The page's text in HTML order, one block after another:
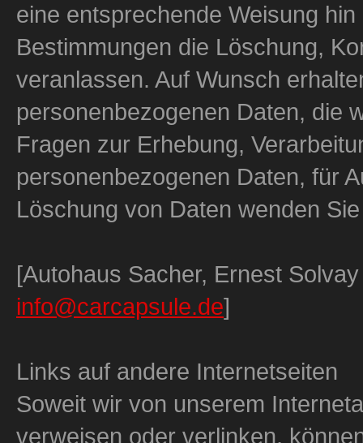
eine entsprechende Weisung
Bestimmungen die Löschung,
veranlassen. Auf Wunsch
personenbezogenen Daten, die
Fragen zur Erhebung,
personenbezogenen Daten, für
Löschung von Daten wenden
[Autohaus Sacher, Ernest
info@carcapsule.de]
Links auf andere Internetseiten
Soweit wir von unserem
verweisen oder verlinken,